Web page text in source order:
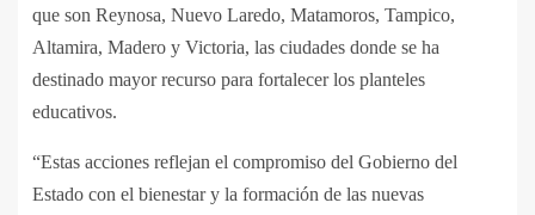
que son Reynosa, Nuevo Laredo, Matamoros, Tampico,
Altamira, Madero y Victoria, las ciudades donde se ha
destinado mayor recurso para fortalecer los planteles
educativos.
“Estas acciones reflejan el compromiso del Gobierno del
Estado con el bienestar y la formación de las nuevas